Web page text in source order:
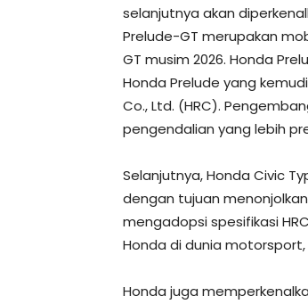
selanjutnya akan
Prelude-GT merupakan
GT musim 2026. Honda
Honda Prelude yang
Co., Ltd. (HRC).
pengendalian yang lebih
Selanjutnya, Honda Civic
dengan tujuan
mengadopsi spesifikasi
Honda di dunia
Honda juga